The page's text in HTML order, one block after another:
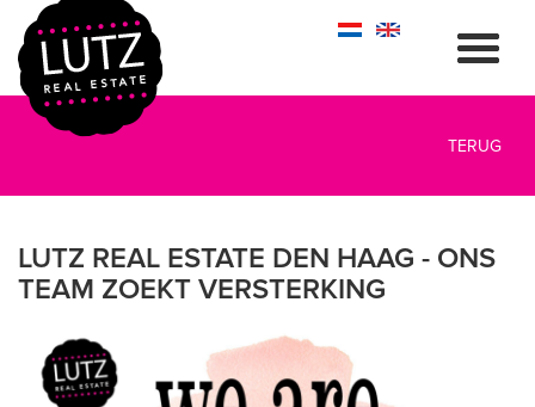
TERUG
LUTZ REAL ESTATE DEN HAAG - ONS
TEAM ZOEKT VERSTERKING